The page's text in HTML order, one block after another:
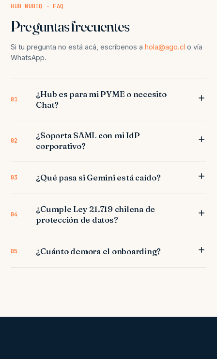
HUB NUBIQ · FAQ
Preguntas frecuentes
Si tu pregunta no está acá, escríbenos ahola@ago.cl o vía
WhatsApp.
01
¿Hub es para mi PYME o necesito
Chat?
02
¿Soporta SAML con mi IdP
corporativo?
03 ¿Qué pasa si Gemini está caído?
04
¿Cumple Ley 21.719 chilena de
protección de datos?
05 ¿Cuánto demora el onboarding?